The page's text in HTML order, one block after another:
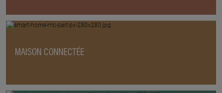
MAISON CONNECTÉE